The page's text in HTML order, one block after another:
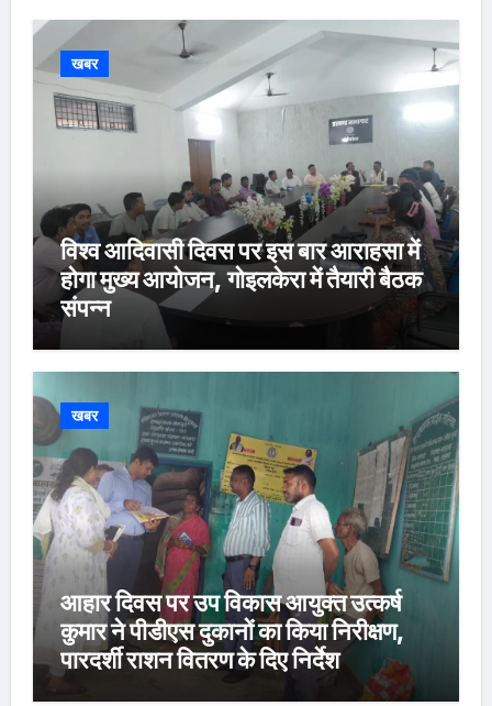
खबर
विश्व आदिवासी दिवस पर इस बार आराहसा में
होगा मुख्य आयोजन, गोइलकेरा में तैयारी बैठक
संपन्न
खबर
आहार दिवस पर उप विकास आयुक्त उत्कर्ष
कुमार ने पीडीएस दुकानों का किया निरीक्षण,
पारदर्शी राशन वितरण के दिए निर्देश